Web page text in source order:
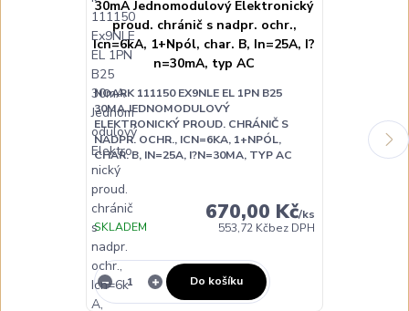
NOARK 111150 EX9NLE EL 1PN B25
30MA JEDNOMODULOVÝ
ELEKTRONICKÝ PROUD. CHRÁNIČ S
NADPR. OCHR., ICN=6KA, 1+NPÓL,
CHAR. B, IN=25A, I?N=30MA, TYP AC
670,00 Kč/ks
553,72 Kčbez DPH
SKLADEM
Do košíku
NADPR.
CHAR. B,